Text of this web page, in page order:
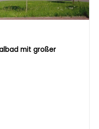
mit großer